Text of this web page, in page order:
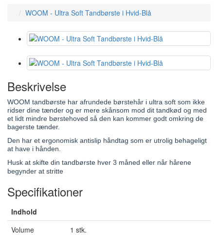
WOOM - Ultra Soft Tandbørste i Hvid-Blå
Beskrivelse
WOOM tandbørste har afrundede børstehår i ultra soft som ikke
ridser dine tænder og er mere skånsom mod dit tandkød og med
et lidt mindre børstehoved så den kan kommer godt omkring de
bagerste tænder.
Den har et ergonomisk antislip håndtag som er utrolig behageligt
at have i hånden.
Husk at skifte din tandbørste hver 3 måned eller når hårene
begynder at stritte
Specifikationer
Indhold
Volume
1 stk.